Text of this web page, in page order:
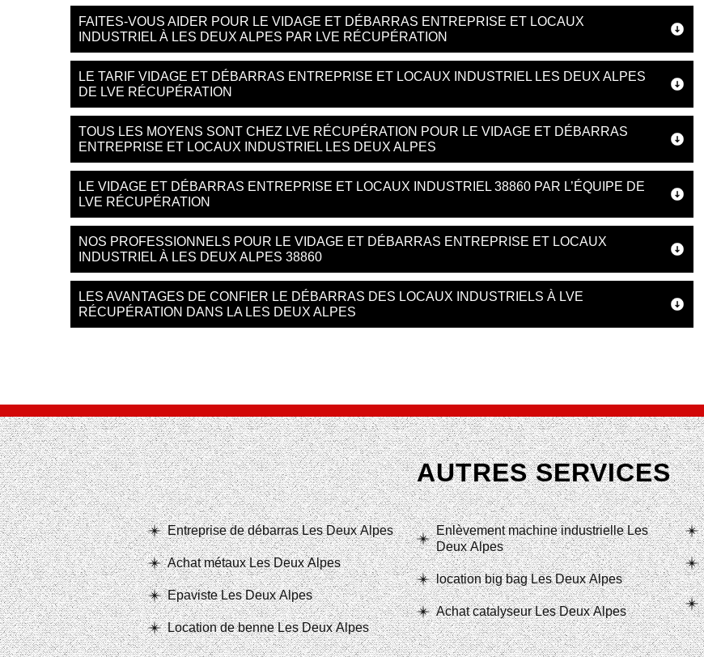
FAITES-VOUS AIDER POUR LE VIDAGE ET DÉBARRAS ENTREPRISE ET LOCAUX
INDUSTRIEL À LES DEUX ALPES PAR LVE RÉCUPÉRATION
LE TARIF VIDAGE ET DÉBARRAS ENTREPRISE ET LOCAUX INDUSTRIEL LES DEUX ALPES
DE LVE RÉCUPÉRATION
TOUS LES MOYENS SONT CHEZ LVE RÉCUPÉRATION POUR LE VIDAGE ET DÉBARRAS
ENTREPRISE ET LOCAUX INDUSTRIEL LES DEUX ALPES
LE VIDAGE ET DÉBARRAS ENTREPRISE ET LOCAUX INDUSTRIEL 38860 PAR L’ÉQUIPE DE
LVE RÉCUPÉRATION
NOS PROFESSIONNELS POUR LE VIDAGE ET DÉBARRAS ENTREPRISE ET LOCAUX
INDUSTRIEL À LES DEUX ALPES 38860
LES AVANTAGES DE CONFIER LE DÉBARRAS DES LOCAUX INDUSTRIELS À LVE
RÉCUPÉRATION DANS LA LES DEUX ALPES
AUTRES SERVICES
Entreprise de débarras Les Deux Alpes
Achat métaux Les Deux Alpes
Epaviste Les Deux Alpes
Location de benne Les Deux Alpes
Enlèvement machine industrielle Les
Deux Alpes
location big bag Les Deux Alpes
Achat catalyseur Les Deux Alpes